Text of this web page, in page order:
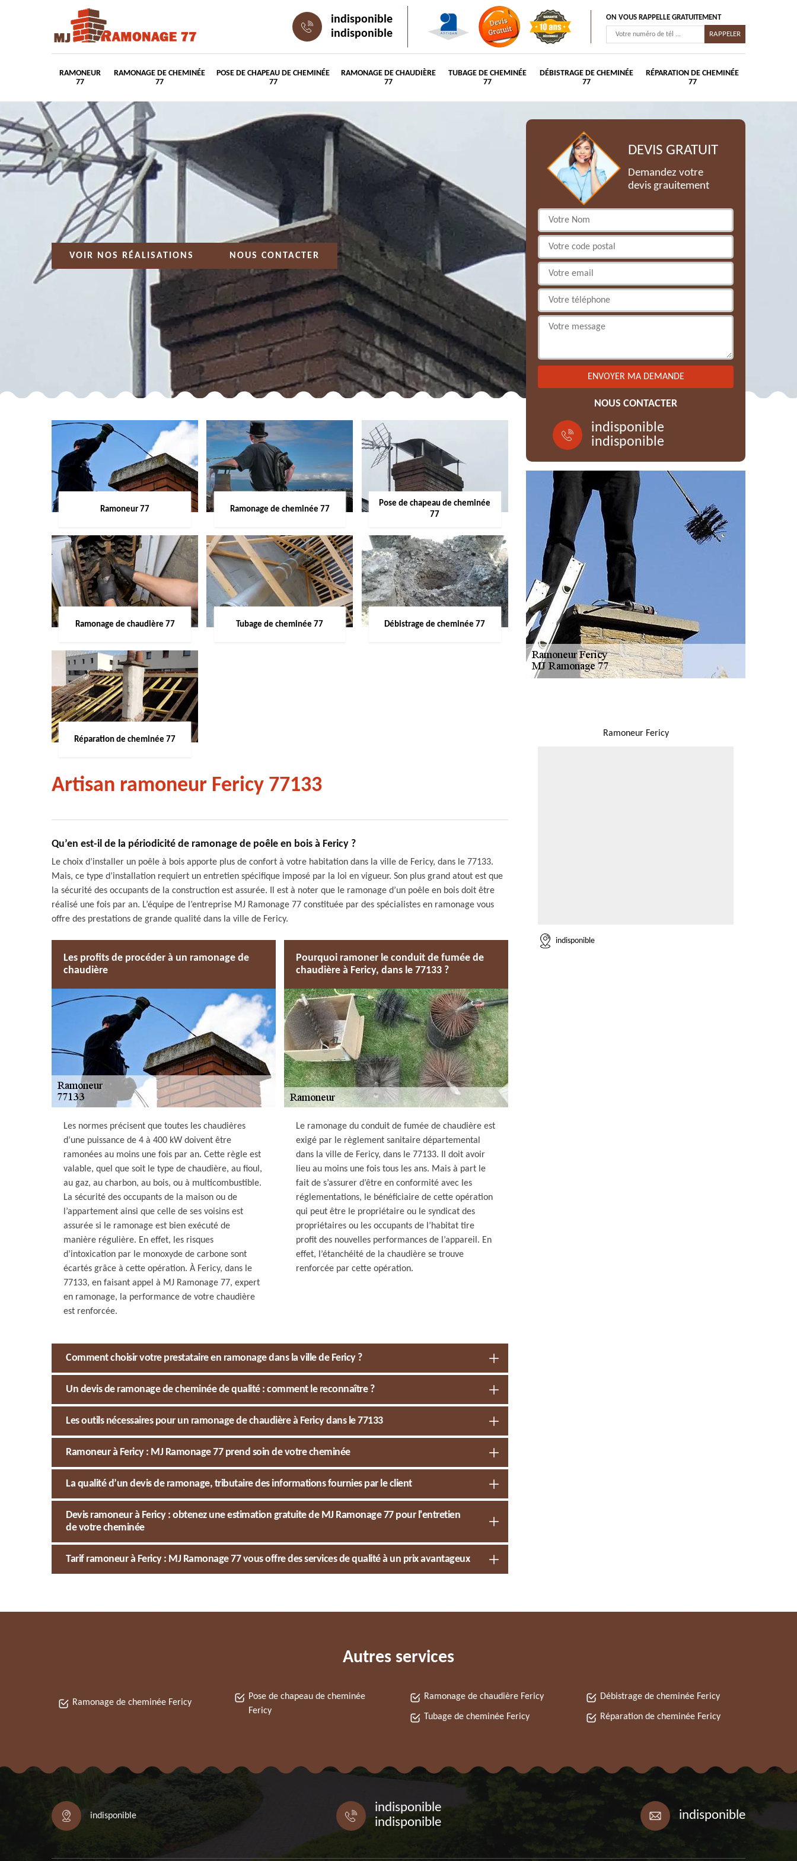
indisponible
indisponible
ON VOUS RAPPELLE GRATUITEMENT
RAMONEUR
77
RAMONAGE DE CHEMINÉE
77
POSE DE CHAPEAU DE CHEMINÉE
77
RAMONAGE DE CHAUDIÈRE
77
TUBAGE DE CHEMINÉE
77
DÉBISTRAGE DE CHEMINÉE
77
RÉPARATION DE CHEMINÉE
77
VOIR NOS RÉALISATIONS NOUS CONTACTER
Ramoneur 77 Ramonage de cheminée 77
Pose de chapeau de cheminée
77
Ramonage de chaudière 77 Tubage de cheminée 77 Débistrage de cheminée 77
Réparation de cheminée 77
Artisan ramoneur Fericy 77133
Qu’en est-il de la périodicité de ramonage de poêle en bois à Fericy ?
Le choix d’installer un poêle à bois apporte plus de confort à votre habitation dans la ville de Fericy, dans le 77133.
Mais, ce type d’installation requiert un entretien spécifique imposé par la loi en vigueur. Son plus grand atout est que
la sécurité des occupants de la construction est assurée. Il est à noter que le ramonage d’un poêle en bois doit être
réalisé une fois par an. L’équipe de l’entreprise MJ Ramonage 77 constituée par des spécialistes en ramonage vous
offre des prestations de grande qualité dans la ville de Fericy.
Les profits de procéder à un ramonage de
chaudière
Les normes précisent que toutes les chaudières
d’une puissance de 4 à 400 kW doivent être
ramonées au moins une fois par an. Cette règle est
valable, quel que soit le type de chaudière, au fioul,
au gaz, au charbon, au bois, ou à multicombustible.
La sécurité des occupants de la maison ou de
l’appartement ainsi que celle de ses voisins est
assurée si le ramonage est bien exécuté de
manière régulière. En effet, les risques
d’intoxication par le monoxyde de carbone sont
écartés grâce à cette opération. À Fericy, dans le
77133, en faisant appel à MJ Ramonage 77, expert
en ramonage, la performance de votre chaudière
est renforcée.
Pourquoi ramoner le conduit de fumée de
chaudière à Fericy, dans le 77133 ?
Le ramonage du conduit de fumée de chaudière est
exigé par le règlement sanitaire départemental
dans la ville de Fericy, dans le 77133. Il doit avoir
lieu au moins une fois tous les ans. Mais à part le
fait de s’assurer d’être en conformité avec les
réglementations, le bénéficiaire de cette opération
qui peut être le propriétaire ou le syndicat des
propriétaires ou les occupants de l’habitat tire
profit des nouvelles performances de l’appareil. En
effet, l’étanchéité de la chaudière se trouve
renforcée par cette opération.
Comment choisir votre prestataire en ramonage dans la ville de Fericy ?
Un devis de ramonage de cheminée de qualité : comment le reconnaître ?
Les outils nécessaires pour un ramonage de chaudière à Fericy dans le 77133
Ramoneur à Fericy : MJ Ramonage 77 prend soin de votre cheminée
La qualité d’un devis de ramonage, tributaire des informations fournies par le client
Devis ramoneur à Fericy : obtenez une estimation gratuite de MJ Ramonage 77 pour l'entretien
de votre cheminée
Tarif ramoneur à Fericy : MJ Ramonage 77 vous offre des services de qualité à un prix avantageux
DEVIS GRATUIT
Demandez votre
devis grauitement
NOUS CONTACTER
indisponible
indisponible
Ramoneur Fericy
indisponible
Autres services
Ramonage de cheminée Fericy
Pose de chapeau de cheminée
Fericy
Ramonage de chaudière Fericy
Tubage de cheminée Fericy
Débistrage de cheminée Fericy
Réparation de cheminée Fericy
indisponible
indisponible
indisponible
indisponible